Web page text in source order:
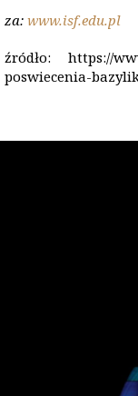
za: www.isf.edu.pl
źródło: https://
poswiecenia-